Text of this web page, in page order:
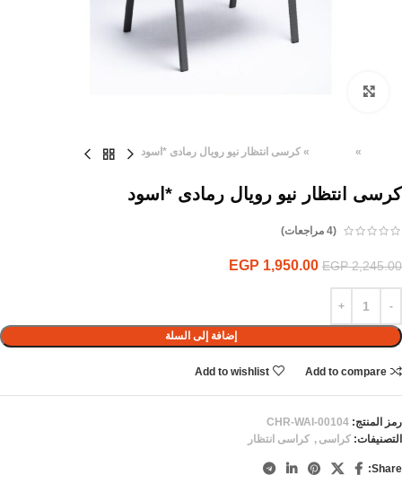
»
» كرسى انتظار نيو رويال رمادى *اسود
كرسى انتظار نيو رويال رمادى *اسود
(
4 مراجعات)
EGP2,245.00
EGP 1,950.00
إضافة إلى السلة
Add to compare
Add to wishlist
رمز المنتج: CHR-WAI-00104
التصنيفات: كراسى , كراسى انتظار
Share: